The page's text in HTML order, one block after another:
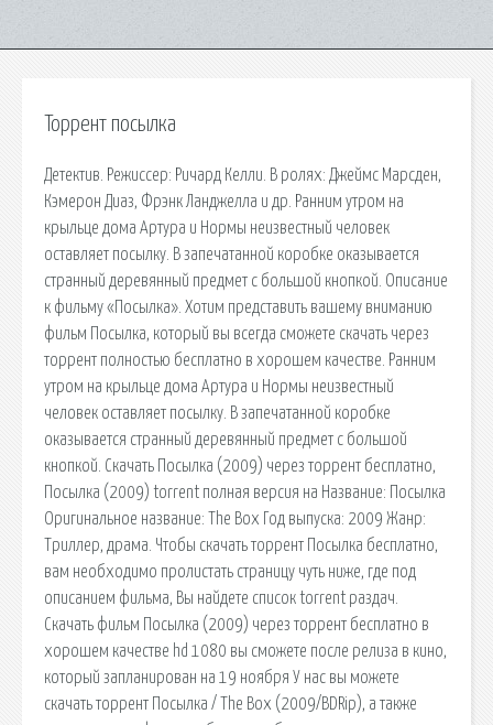
Торрент посылка
Детектив. Режиссер: Ричард Келли. В ролях: Джеймс Марсден,
Кэмерон Диаз, Фрэнк Ланджелла и др. Ранним утром на
крыльце дома Артура и Нормы неизвестный человек
оставляет посылку. В запечатанной коробке оказывается
странный деревянный предмет с большой кнопкой. Описание
к фильму «Посылка». Хотим представить вашему вниманию
фильм Посылка, который вы всегда сможете скачать через
торрент полностью бесплатно в хорошем качестве. Ранним
утром на крыльце дома Артура и Нормы неизвестный
человек оставляет посылку. В запечатанной коробке
оказывается странный деревянный предмет с большой
кнопкой. Скачать Посылка (2009) через торрент бесплатно,
Посылка (2009) torrent полная версия на Название: Посылка
Оригинальное название: The Box Год выпуска: 2009 Жанр:
Триллер, драма. Чтобы скачать торрент Посылка бесплатно,
вам необходимо пролистать страницу чуть ниже, где под
описанием фильма, Вы найдете список torrent раздач.
Скачать фильм Посылка (2009) через торрент бесплатно в
хорошем качестве hd 1080 вы сможете после релиза в кино,
который запланирован на 19 ноября У нас вы можете
скачать торрент Посылка / The Box (2009/BDRip), а также